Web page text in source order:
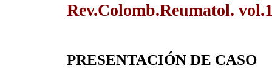
Rev.Colomb.Reumatol.
PRESENTACIÓN DE CASO